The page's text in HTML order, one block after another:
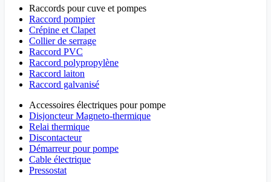
Raccords pour cuve et pompes
Raccord pompier
Crépine et Clapet
Collier de serrage
Raccord PVC
Raccord polypropylène
Raccord laiton
Raccord galvanisé
Accessoires électriques pour pompe
Disjoncteur Magneto-thermique
Relai thermique
Discontacteur
Démarreur pour pompe
Cable électrique
Pressostat